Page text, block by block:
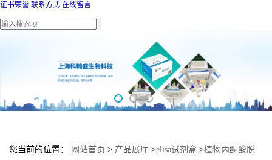
证书荣誉 联系方式 在线留言
您当前的位置： 网站首页 > 产品展厅 >elisa试剂盒 >植物丙酮酸脱